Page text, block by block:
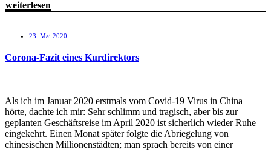
weiterlesen
23. Mai 2020
Corona-Fazit eines Kurdirektors
Als ich im Januar 2020 erstmals vom Covid-19 Virus in China
hörte, dachte ich mir: Sehr schlimm und tragisch, aber bis zur
geplanten Geschäftsreise im April 2020 ist sicherlich wieder Ruhe
eingekehrt. Einen Monat später folgte die Abriegelung von
chinesischen Millionenstädten; man sprach bereits von einer